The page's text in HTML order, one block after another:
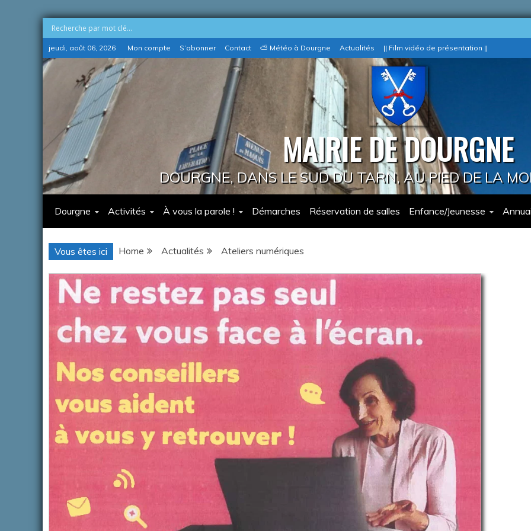
Skip
to
content
jeudi, août 06, 2026 Mon compte S’abonner Contact ⛅ Météo à Dourgne Actualités || Film vidéo de présentation ||
MAIRIE DE DOURGNE
DOURGNE, DANS LE SUD DU TARN, AU PIED DE LA
Dourgne Activités À vous la parole ! Démarches Réservation de salles Enfance/Jeunesse
Vous êtes ici Home Actualités Ateliers numériques
ACTUALITÉS
DÉJECTIONS CANINES
Auteur Amandine ESPASA/ 27 juillet
ACTUALITÉS
PRÉFECTURE : ARRÊTÉ
ÉTABLISSANT LA LISTE
LA FORMATION PORTANT
SUR L’EDUCATION ET LE
ACTUALITÉS
FÊTE DE LA SAINT STAPIN
2026 : REMERCIEMENTS
DE MONSIEUR LE MAIRE…
Auteur Aïni ABDOU